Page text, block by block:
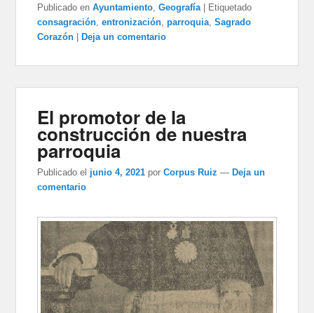
Publicado en Ayuntamiento ,Geografía
Etiquetado
consagración ,entronización ,parroquia ,Sagrado
Corazón
Deja un comentario
El promotor de la
construcción de nuestra
parroquia
Publicado el junio 4, 2021 porCorpus Ruiz —Deja un
comentario